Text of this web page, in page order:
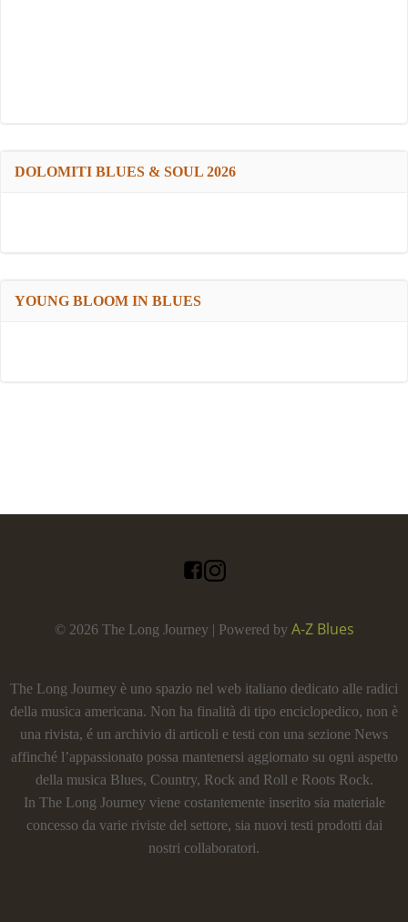
DOLOMITI BLUES & SOUL 2026
YOUNG BLOOM IN BLUES
© 2026 The Long Journey | Powered by A-Z Blues
The Long Journey è uno spazio nel web italiano dedicato alle radici
della musica americana. Non ha finalità di tipo enciclopedico, non è
una rivista, é un archivio di articoli e testi con una sezione News
affinché l’appassionato possa mantenersi aggiornato su ogni aspetto
della musica Blues, Country, Rock and Roll e Roots Rock.
In The Long Journey viene costantemente inserito sia materiale
concesso da varie riviste del settore, sia nuovi testi prodotti dai
nostri collaboratori.